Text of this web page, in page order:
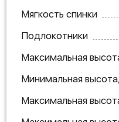
Мягкость спинки
Подлокотники
Максимальная
Минимальная
Максимальная